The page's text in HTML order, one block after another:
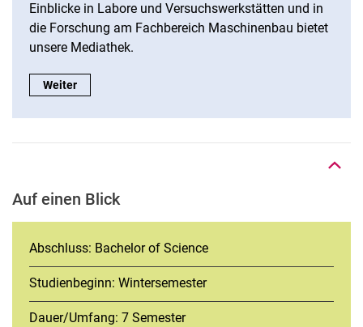
Einblicke in Labore und Versuchswerkstätten und in
die Forschung am Fachbereich Maschinenbau bietet
unsere Mediathek.
Mediathek:
Weiter
Nach oben
Auf einen Blick
Abschluss: Bachelor of Science
Studienbeginn: Wintersemester
Dauer/Umfang: 7 Semester